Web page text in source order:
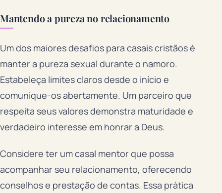
Mantendo a pureza no relacionamento
Um dos maiores desafios para casais cristãos é
manter a pureza sexual durante o namoro.
Estabeleça limites claros desde o início e
comunique-os abertamente. Um parceiro que
respeita seus valores demonstra maturidade e
verdadeiro interesse em honrar a Deus.
Considere ter um casal mentor que possa
acompanhar seu relacionamento, oferecendo
conselhos e prestação de contas. Essa prática